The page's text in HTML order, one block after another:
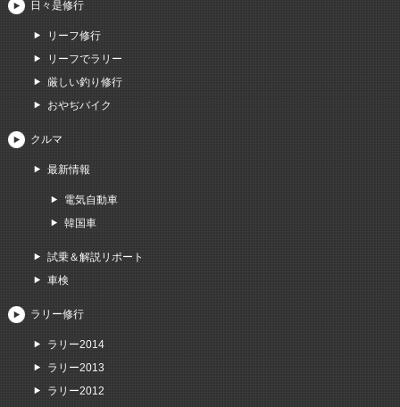
日々是修行
リーフ修行
リーフでラリー
厳しい釣り修行
おやぢバイク
クルマ
最新情報
電気自動車
韓国車
試乗＆解説リポート
車検
ラリー修行
ラリー2014
ラリー2013
ラリー2012